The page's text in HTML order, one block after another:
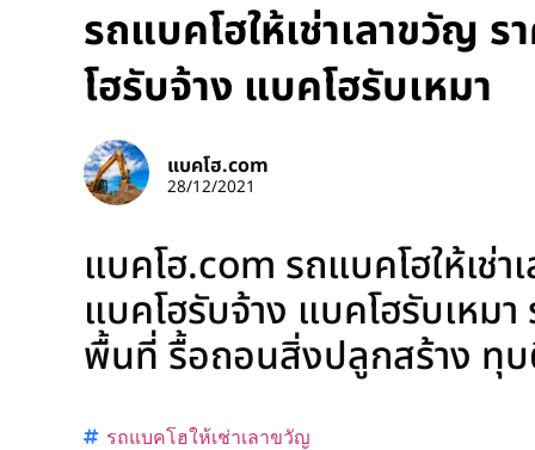
รถแบคโฮให้เช่าเลาขวัญ
โฮรับจ้าง แบคโฮรับเหมา
แบคโฮ.com
28/12/2021
แบคโฮ.com รถแบคโฮให้เช่า
แบคโฮรับจ้าง แบคโฮรับเหม
พื้นที่ รื้อถอนสิ่งปลูกสร้าง ทุบ
รถแบคโฮให้เช่าเลาขวัญ